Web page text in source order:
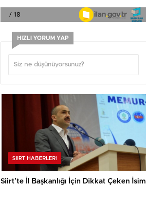
HIZLI YORUM YAP
SIIRT HABERLERI
Siirt’te İl Başkanlığı İçin Dikkat Çeken İsim